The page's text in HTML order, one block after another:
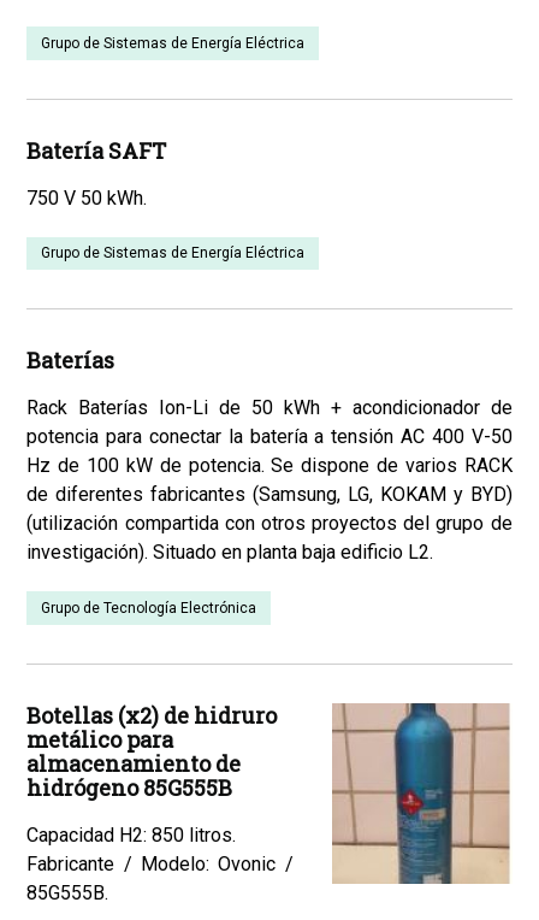
Grupo de Sistemas de Energía Eléctrica
Batería SAFT
750 V 50 kWh.
Grupo de Sistemas de Energía Eléctrica
Baterías
Rack Baterías Ion-Li de 50 kWh + acondicionador de
potencia para conectar la batería a tensión AC 400 V-50
Hz de 100 kW de potencia. Se dispone de varios RACK
de diferentes fabricantes (Samsung, LG, KOKAM y BYD)
(utilización compartida con otros proyectos del grupo de
investigación). Situado en planta baja edificio L2.
Grupo de Tecnología Electrónica
Botellas (x2) de hidruro
metálico para
almacenamiento de
hidrógeno 85G555B
Capacidad H2: 850 litros.
Fabricante / Modelo: Ovonic /
85G555B.